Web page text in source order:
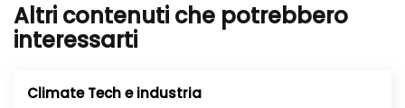
Altri contenuti che potrebbero
interessarti
Climate Tech e industria